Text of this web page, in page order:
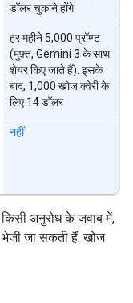
डॉलर चुकाने होंगे.
हर महीने 5,000 प्रॉम्प्ट
(मुफ़्त, Gemini 3 के साथ
शेयर किए जाते हैं). इसके
बाद, 1,000 खोज क्वेरी के
लिए 14 डॉलर
नहीं
अनुरोध के जवाब में,
जा सकती हैं. खोज